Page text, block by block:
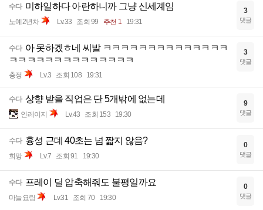
수다 미하일하다 아란하니까 그냥 신세계임
노예2년차 Lv.33 조회 99 추천 1 19:31
3
댓글
수다 아 못하겠ㅎ네 씨발 ㅋㅋㅋㅋㅋㅋㅋㅋㅋㅋㅋㅋㅋㅋ
ㅋㅋㅋㅋㅋㅋㅋㅋㅋㅋㅋㅋㅋㅋ
충정 Lv.3 조회 108 19:31
3
댓글
수다 상향 받을 직업은 단 5개밖에 없는데
인레이지 Lv.43 조회 153 19:30
9
댓글
수다 흉성 근데 40초는 넘 짧지 않음?
희망 Lv.7 조회 91 19:30
0
댓글
수다 프레이 딜 압축해줘도 불평일까요
마늘요링 Lv.31 조회 70 19:30
0
댓글